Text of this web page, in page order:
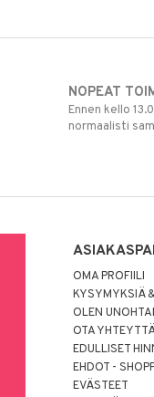
NOPEAT
Ennen kello
normaalisti
OMA PROFIILI
KYSYMYKSIÄ
OLEN
OTA
EDULLISET
EHDOT -
EVÄSTEET